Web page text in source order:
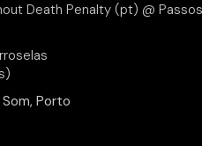
Death Penalty (pt) @
Porto